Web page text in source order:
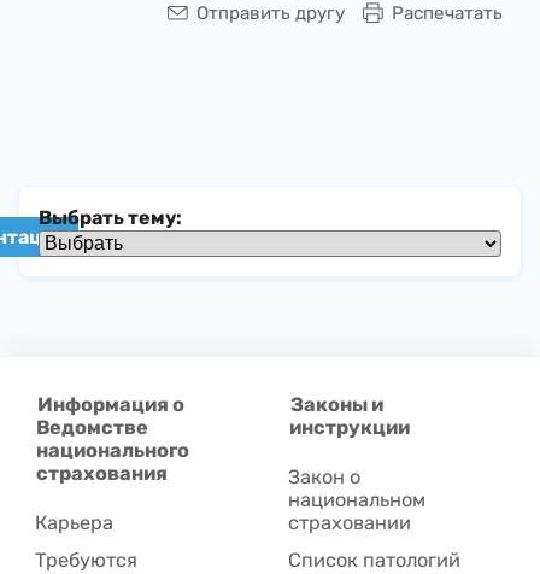
Распечатать
Отправить другу
Выбрать тему:
Информация о
Ведомстве
национального
страхования
Карьера
Требуются
Законы и
инструкции
Закон о
национальном
страховании
Список патологий